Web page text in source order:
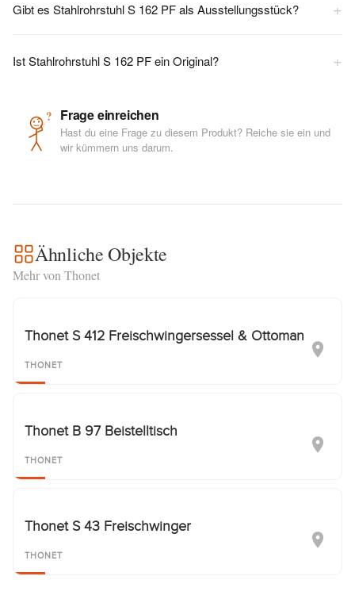
Gibt es Stahlrohrstuhl S 162 PF als Ausstellungsstück? +
Ist Stahlrohrstuhl S 162 PF ein Original? +
? Frage einreichen
Hast du eine Frage zu diesem Produkt? Reiche sie ein und
wir kümmern uns darum.
Ähnliche Objekte
Mehr von Thonet
Thonet S 412 Freischwingersessel & Ottoman
THONET
Thonet B 97 Beistelltisch
THONET
Thonet S 43 Freischwinger
THONET